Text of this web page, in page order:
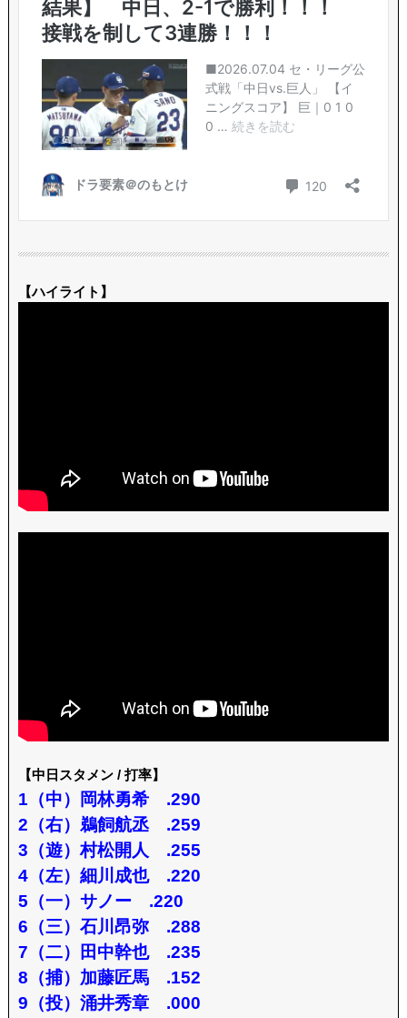
【ハイライト】
【中日スタメン / 打率】
1（中）岡林勇希 .290
2（右）鵜飼航丞 .259
3（遊）村松開人 .255
4（左）細川成也 .220
5（一）サノー .220
6（三）石川昂弥 .288
7（二）田中幹也 .235
8（捕）加藤匠馬 .152
9（投）涌井秀章 .000